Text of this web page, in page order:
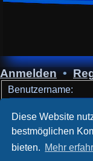
Diese Website
bestmöglichen
bieten. Mehr
Anmelden•
Benutzername:
Passwort:
Ich habe mein